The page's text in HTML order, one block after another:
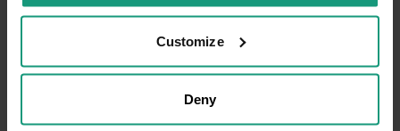
Customize
Deny
Ciężko pracujemy, aby sprostać wymaganiom
że nam się udało. Mamy nadzieję, że do nas
wrócisz :) Pozdrawiamy
Często kupowane razem